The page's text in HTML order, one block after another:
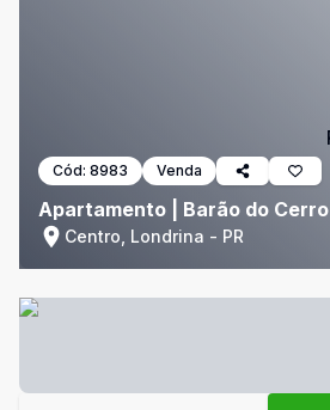
Cód: 8983 Venda
Apartamento | Barão do
Centro, Londrina - PR